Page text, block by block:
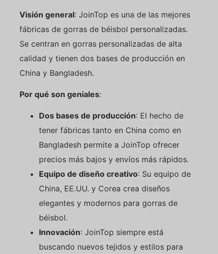
Visión general: JoinTop es una de las mejores
fábricas de gorras de béisbol personalizadas.
Se centran en gorras personalizadas de alta
calidad y tienen dos bases de producción en
China y Bangladesh.
Por qué son geniales:
Dos bases de producción: El hecho de
tener fábricas tanto en China como en
Bangladesh permite a JoinTop ofrecer
precios más bajos y envíos más rápidos.
Equipo de diseño creativo: Su equipo de
China, EE.UU. y Corea crea diseños
elegantes y modernos para gorras de
béisbol.
Innovación: JoinTop siempre está
buscando nuevos tejidos y estilos para